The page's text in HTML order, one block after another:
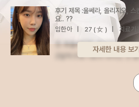
받았어요!ㅎㅎ 시술직전 /시
정말.. 볼살이 흘러내려서 턱라
뭉뚝해보였어요ㅠ그리고 옆에
이것도 흘러내리기 시작하더
고우신 대표원장님하구 일대
말씀해주시더라구요볼살은
당겨줘서 힘을 주고 전체 피
울쎄라, 올리지오, 스
요.. ??
임한아 27 ( 女 ) 치료기
전 후울쎄라랑 올리지오, 스킨
2달차구요~!효과 대박인 것
시작했었고심부볼 처지는 거
들쪽에 살들도 같이 정리하고
자세한 내용 보